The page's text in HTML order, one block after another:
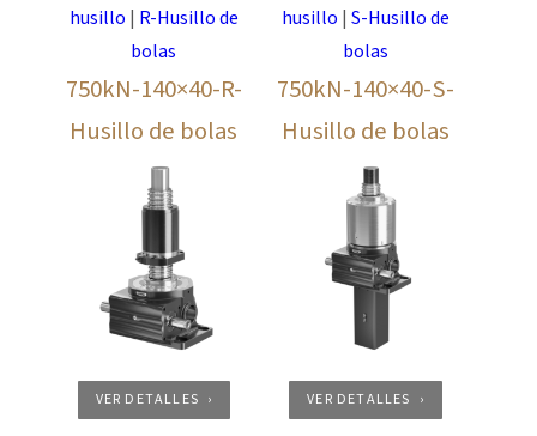
husillo | R-Husillo de
bolas
750kN-140×40-R-
Husillo de bolas
VER DETALLES
husillo | S-Husillo de
bolas
750kN-140×40-S-
Husillo de bolas
VER DETALLES